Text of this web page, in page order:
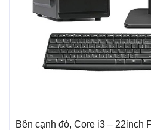
Bên cạnh đó, Core i3 – 22inch